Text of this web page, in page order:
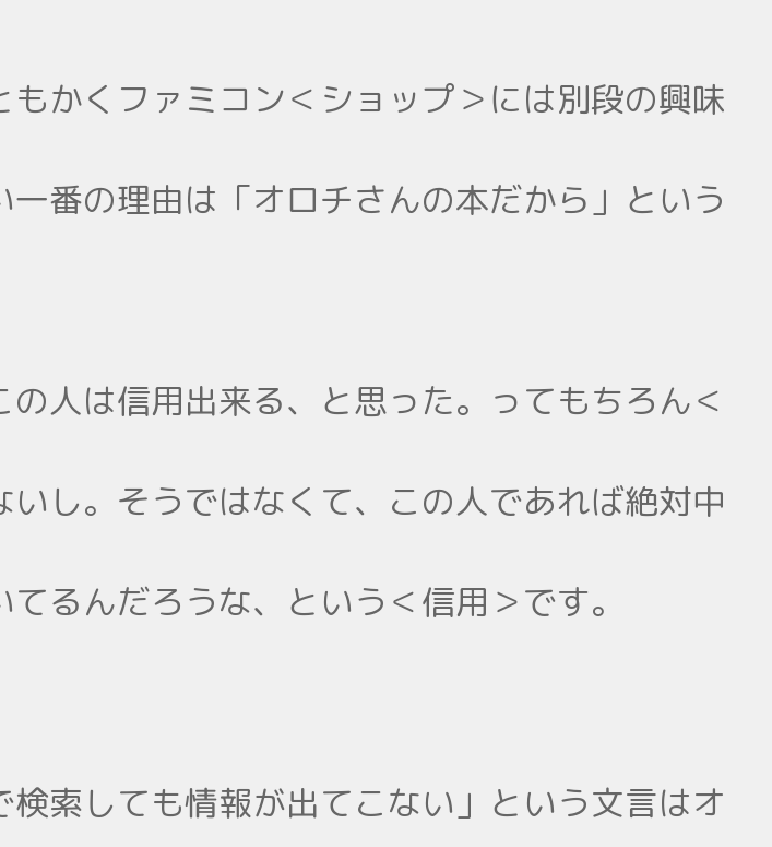
かくファミコン＜ショップ＞には別段の興味
番の理由は「オロチさんの本だから」という
人は信用出来る、と思った。ってもちろん＜
し。そうではなくて、この人であれば絶対中
るんだろうな、という＜信用＞です。
索しても情報が出てこない」という文言はオ